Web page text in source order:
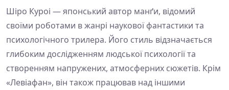
Шіро Куроі — японський автор манґи, відомий
своїми роботами в жанрі наукової фантастики та
психологічного трилера. Його стиль відзначається
глибоким дослідженням людської психології та
створенням напружених, атмосферних сюжетів. Крім
«Левіафан», він також працював над іншими